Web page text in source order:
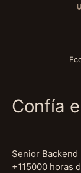
Confía
Senior Backend
+115000 horas